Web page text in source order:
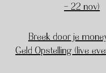
- 22 nov)
Breek door je
Geld Opstelling (live